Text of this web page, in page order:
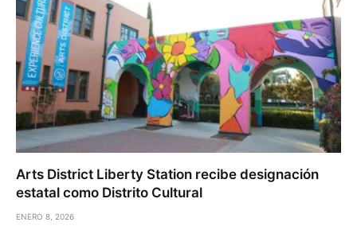
Arts District Liberty Station recibe designación
estatal como Distrito Cultural
ENERO 8, 2026